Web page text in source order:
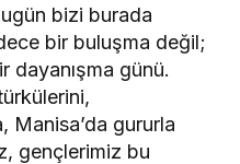
bizi burada
bir buluşma değil;
dayanışma günü.
Manisa’da gururla
gençlerimiz bu